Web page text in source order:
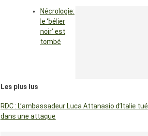
Nécrologie:
le ‘bélier
noir’ est
tombé
Les plus lus
RDC : L’ambassadeur Luca Attanasio d’Italie tué
dans une attaque